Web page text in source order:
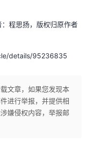
程思扬，版权归原作者
details/95236835
文章，如果您发现本
进行举报，并提供相
嫌侵权内容，举报邮